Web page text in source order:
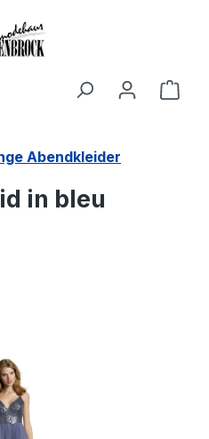
Abendkleider
in bleu